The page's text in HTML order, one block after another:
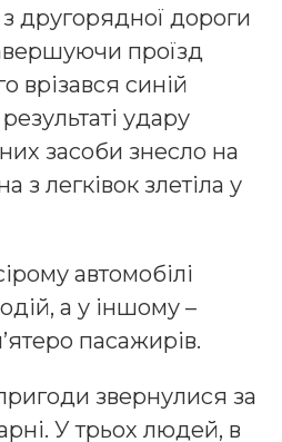
з другорядної дороги
проїзд
врізався синій
удару
засоби знесло на
з легківок злетіла у
автомобілі
а у іншому –
пасажирів.
звернулися за
У трьох людей, в